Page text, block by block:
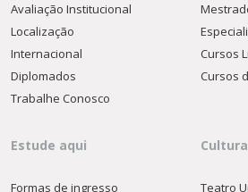
Avaliação Institucional
Localização
Internacional
Diplomados
Trabalhe Conosco
Cursos
Cursos
Estude aqui
Formas de ingresso Teatro